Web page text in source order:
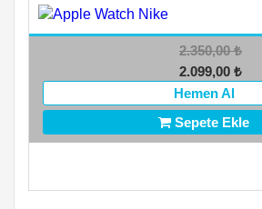
2.350,00₺
2.099,00 ₺
Hemen Al
Sepete Ekle